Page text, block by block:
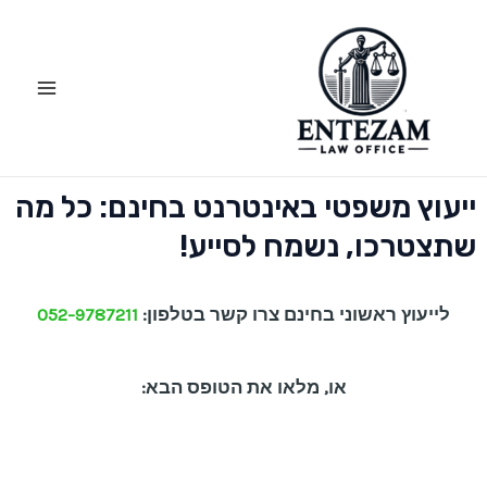
ייעוץ משפטי באינטרנט בחינם: כל מה
שתצטרכו, נשמח לסייע!
לייעוץ ראשוני בחינם צרו קשר בטלפון: 052-9787211
או, מלאו את הטופס הבא: